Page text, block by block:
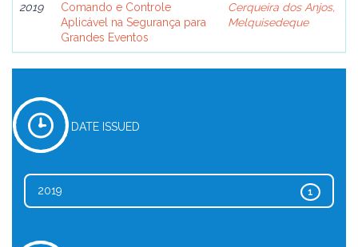
2019
Comando e Controle
Aplicável na Segurança para
Grandes Eventos
Cerqueira dos Anjos,
Melquisedeque
DATE ISSUED
1
2019